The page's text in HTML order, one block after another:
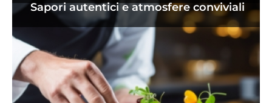
Sapori autentici e atmosfere conviviali